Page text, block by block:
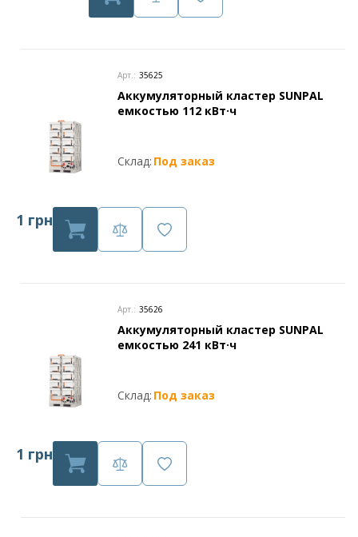
Арт.: 35625
Аккумуляторный кластер SUNPAL
емкостью 112 кВт·ч
Склад: Под заказ
1 грн
Арт.: 35626
Аккумуляторный кластер SUNPAL
емкостью 241 кВт·ч
Склад: Под заказ
1 грн